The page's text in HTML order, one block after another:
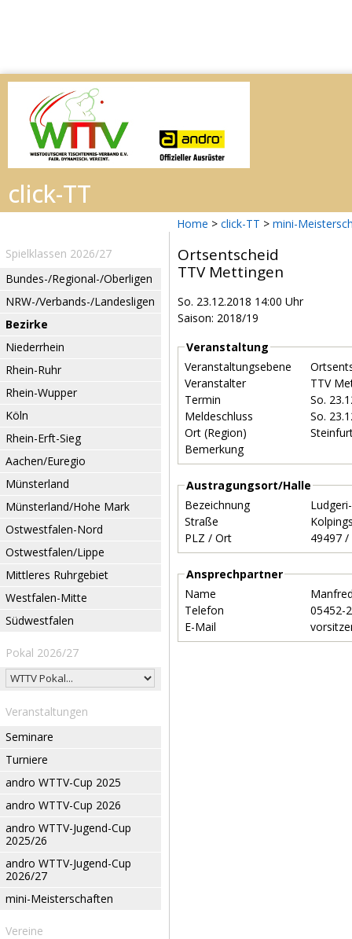
Home > click-TT > mini-
Spielklassen 2026/27
Bundes-/Regional-/Oberligen
NRW-/Verbands-/Landesligen
Bezirke
Niederrhein
Rhein-Ruhr
Rhein-Wupper
Köln
Rhein-Erft-Sieg
Aachen/Euregio
Münsterland
Münsterland/Hohe Mark
Ostwestfalen-Nord
Ostwestfalen/Lippe
Mittleres Ruhrgebiet
Westfalen-Mitte
Südwestfalen
Pokal 2026/27
Veranstaltungen
Seminare
Turniere
andro WTTV-Cup 2025
andro WTTV-Cup 2026
andro WTTV-Jugend-Cup
2025/26
andro WTTV-Jugend-Cup
2026/27
mini-Meisterschaften
Vereine
Ortsentscheid
TTV Mettingen
So. 23.12.2018 14:00 Uhr
Saison: 2018/19
Veranstaltung
Veranstaltungsebene
Veranstalter
TTV
Termin
So.
Meldeschluss
So.
Ort (Region)
Bemerkung
Austragungsort/Halle
Bezeichnung
Straße
PLZ / Ort
Ansprechpartner
Name
Telefon
05452-
E-Mail